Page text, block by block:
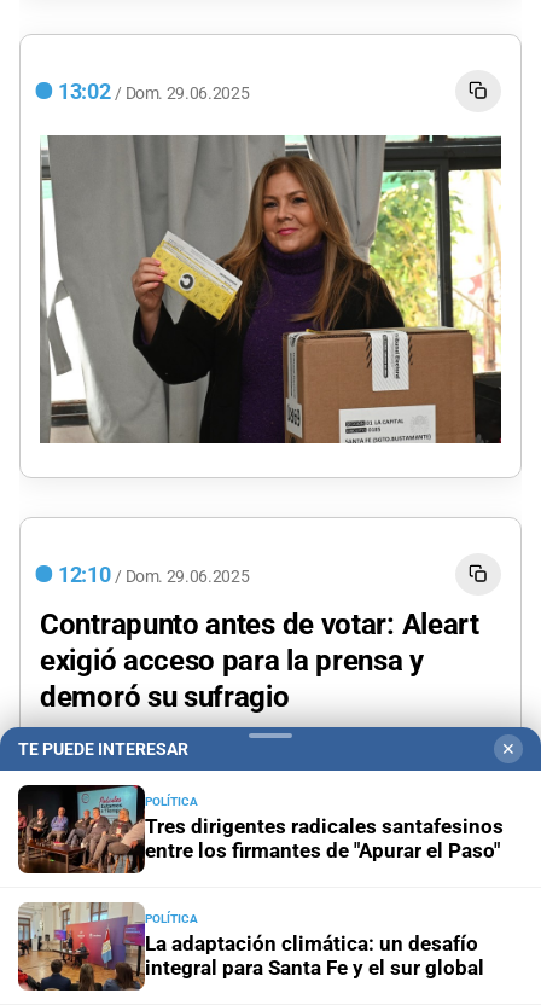
13:02 / Dom. 29.06.2025
12:10 / Dom. 29.06.2025
Contrapunto antes de votar: Aleart
exigió acceso para la prensa y
demoró su sufragio
El candidato de La Libertad Avanza, protagonizó una
situación insólita en su lugar de votación. Se negó a
votar hasta que se permitiera el ingreso de la prensa.
Finalmente, tras gestiones ante las autoridades, sufragó.
TE PUEDE INTERESAR ✕
POLÍTICA
Tres dirigentes radicales santafesinos
entre los firmantes de "Apurar el Paso"
POLÍTICA
La adaptación climática: un desafío
integral para Santa Fe y el sur global